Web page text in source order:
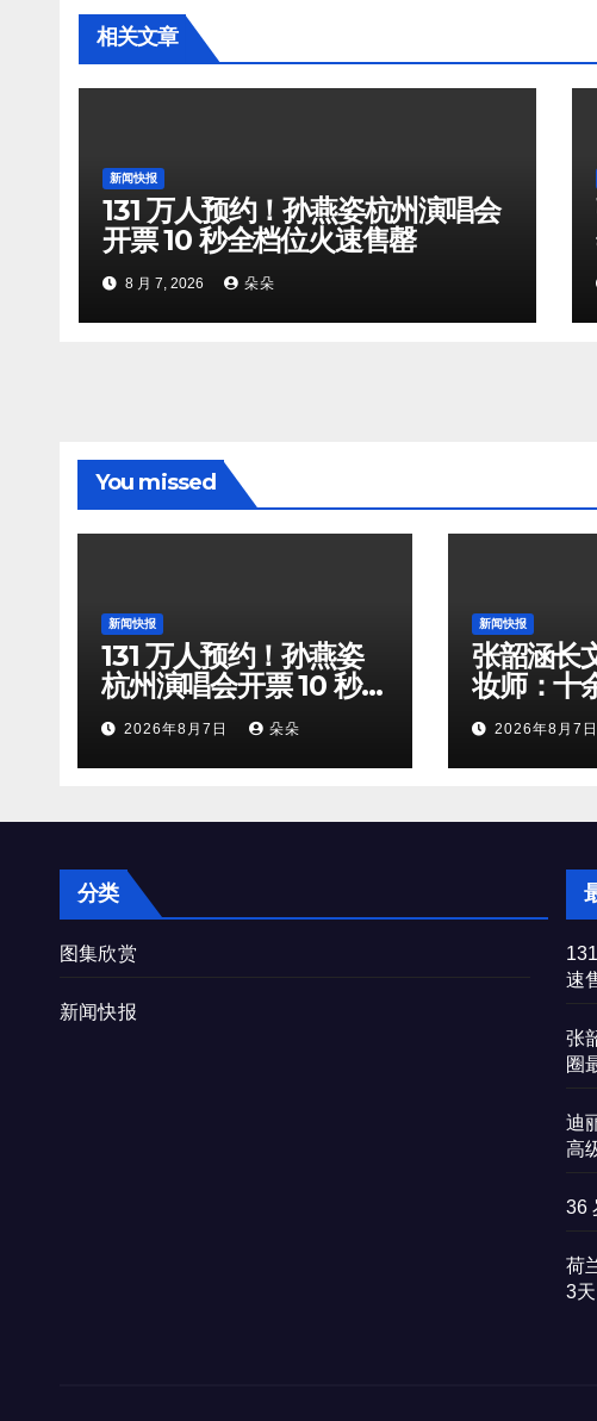
相关文章
新闻快报
131 万人预约！孙燕姿杭州演唱会
开票 10 秒全档位火速售罄
8 月 7, 2026 朵朵
You missed
新闻快报
131 万人预约！孙燕姿
杭州演唱会开票 10 秒全
档位火速售罄
2026年8月7日 朵朵
新闻快报
张韶涵长
妆师：十
守，是娱
双向奔赴
2026年8月7日
分类
图集欣赏
新闻快报
速
张
圈
迪
高
36
荷
3天